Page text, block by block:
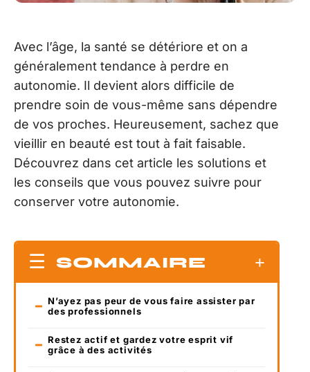
Avec l’âge, la santé se détériore et on a
généralement tendance à perdre en
autonomie. Il devient alors difficile de
prendre soin de vous-même sans dépendre
de vos proches. Heureusement, sachez que
vieillir en beauté est tout à fait faisable.
Découvrez dans cet article les solutions et
les conseils que vous pouvez suivre pour
conserver votre autonomie.
SOMMAIRE
N’ayez pas peur de vous faire assister par
des professionnels
Restez actif et gardez votre esprit vif
grâce à des activités